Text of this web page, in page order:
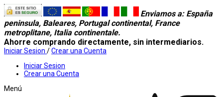
Enviamos a: España
peninsula, Baleares, Portugal continental, France
metroplitane, Italia continentale.
Ahorre comprando directamente, sin intermediarios.
Iniciar Sesion /Crear una Cuenta
Iniciar Sesion
Crear una Cuenta
Menú